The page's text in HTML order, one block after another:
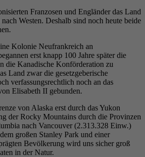
Franzosen und Engländer das Land
Westen. Deshalb sind noch heute beide
Kolonie Neufrankreich an
erst knapp 100 Jahre später die
die Kanadische Konförderation zu
Land zwar die gesetzgeberische
verfassungsrechtlich noch an das
Elisabeth II gebunden.
von Alaska erst durch das Yukon
der Rocky Mountains durch die Provinzen
nach Vancouver (2.313.328 Einw.)
großen Stanley Park und einer
Bevölkerung wird uns sicher groß
in der Natur.